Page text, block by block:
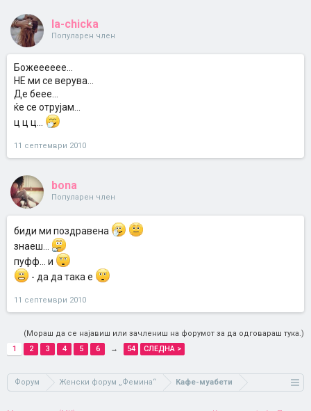
la-chicka
Популарен член
Божееееее...
НЕ ми се верува...
Де беее...
ќе се отрујам...
ц ц ц...
11 септември 2010
bona
Популарен член
биди ми поздравена
знаеш...
пуфф... и
- да да така е
11 септември 2010
(Мораш да се најавиш или зачлениш на форумот за да одговараш тука.)
1
2 3 4 5 6 → 54 СЛЕДНА >
Форум Женски форум „Фемина“ Кафе-муабети